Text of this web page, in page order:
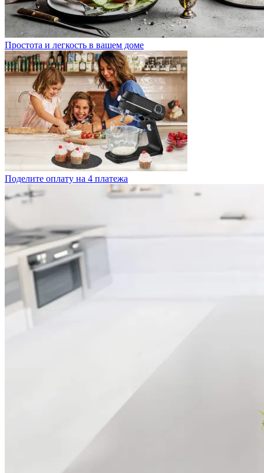
Простота и легкость в вашем доме
Поделите оплату на 4 платежа